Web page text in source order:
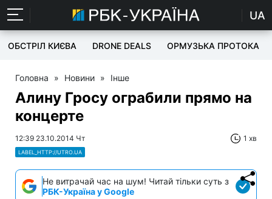
UA
ОБСТРІЛ КИЄВА DRONE DEALS ОРМУЗЬКА ПРОТОКА
Головна » Новини » Інше
Алину Гросу ограбили прямо на
концерте
12:39 23.10.2014 Чт 1 хв
LABEL_HTTP://UTRO.UA
Не витрачай час на шум! Читай тільки суть з
РБК-Україна у Google